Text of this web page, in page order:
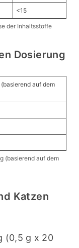
<15
der Inhaltsstoffe
Dosierung
auf dem
(basierend auf dem
Katzen
(0,5 g x 20